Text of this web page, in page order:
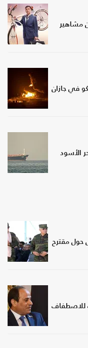
مشاهير
في جازان
الأسود
حول مقترح
للاصطفاف